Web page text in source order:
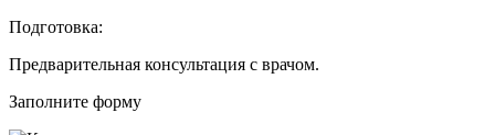
Подготовка:
Предварительная консультация с врачом.
Заполните форму